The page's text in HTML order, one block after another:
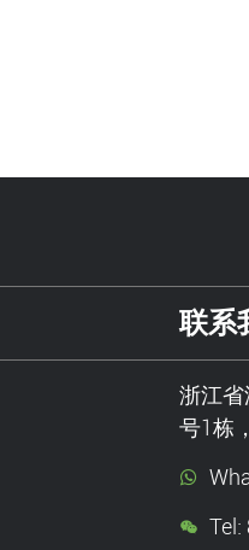
联系
浙江
号1栋